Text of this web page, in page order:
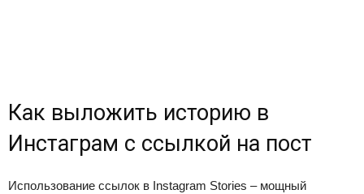
Как выложить историю в
Инстаграм с ссылкой на пост
Использование ссылок в Instagram Stories – мощный